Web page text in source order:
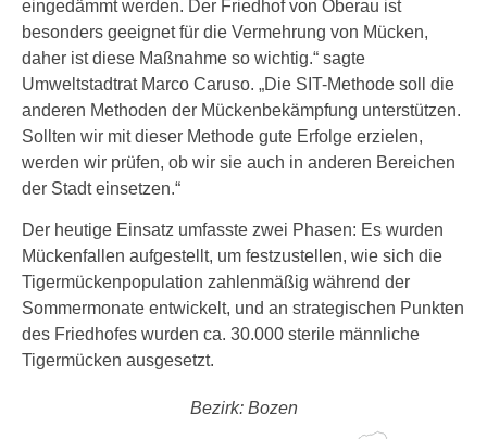
eingedämmt werden. Der Friedhof von Oberau ist
besonders geeignet für die Vermehrung von Mücken,
daher ist diese Maßnahme so wichtig.“ sagte
Umweltstadtrat Marco Caruso. „Die SIT-Methode soll die
anderen Methoden der Mückenbekämpfung unterstützen.
Sollten wir mit dieser Methode gute Erfolge erzielen,
werden wir prüfen, ob wir sie auch in anderen Bereichen
der Stadt einsetzen.“
Der heutige Einsatz umfasste zwei Phasen: Es wurden
Mückenfallen aufgestellt, um festzustellen, wie sich die
Tigermückenpopulation zahlenmäßig während der
Sommermonate entwickelt, und an strategischen Punkten
des Friedhofes wurden ca. 30.000 sterile männliche
Tigermücken ausgesetzt.
Bezirk: Bozen